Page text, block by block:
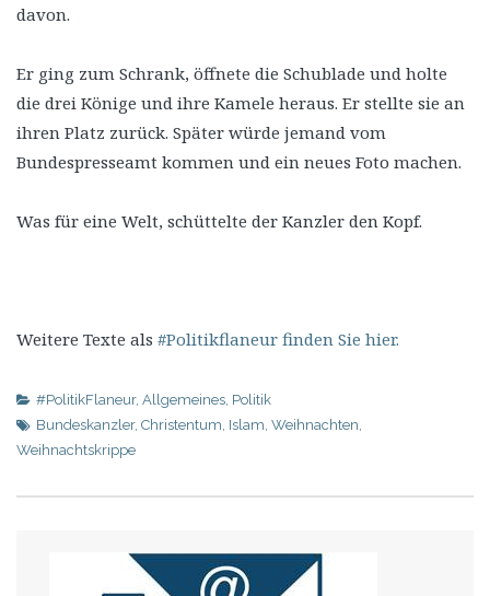
davon.
Er ging zum Schrank, öffnete die Schublade und holte
die drei Könige und ihre Kamele heraus. Er stellte sie an
ihren Platz zurück. Später würde jemand vom
Bundespresseamt kommen und ein neues Foto machen.
Was für eine Welt, schüttelte der Kanzler den Kopf.
Weitere Texte als #Politikflaneur finden Sie hier.
#PolitikFlaneur, Allgemeines, Politik
Bundeskanzler, Christentum, Islam, Weihnachten,
Weihnachtskrippe